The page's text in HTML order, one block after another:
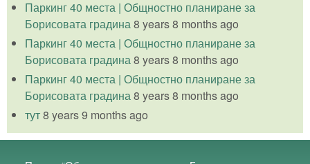
Паркинг 40 места | Общностно планиране за
Борисовата градина8 years 8 months ago
Паркинг 40 места | Общностно планиране за
Борисовата градина8 years 8 months ago
Паркинг 40 места | Общностно планиране за
Борисовата градина8 years 8 months ago
тут8 years 9 months ago